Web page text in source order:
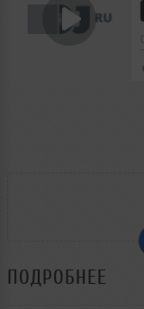
ПОДРОБНЕЕ